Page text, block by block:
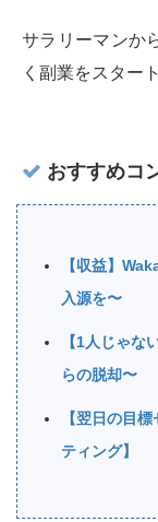
サラリーマンか
く副業をスター
おすすめコ
【収益】
入源を〜
【1人じゃな
らの脱却〜
【翌日の目
ティング】